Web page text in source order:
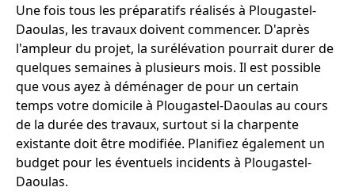
Une fois tous les préparatifs réalisés à Plougastel-
Daoulas, les travaux doivent commencer. D'après
l'ampleur du projet, la surélévation pourrait durer de
quelques semaines à plusieurs mois. Il est possible
que vous ayez à déménager de pour un certain
temps votre domicile à Plougastel-Daoulas au cours
de la durée des travaux, surtout si la charpente
existante doit être modifiée. Planifiez également un
budget pour les éventuels incidents à Plougastel-
Daoulas.